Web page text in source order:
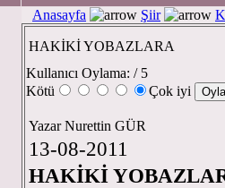
Anasayfa Şiir
HAKİKİ YOBAZLARA
Kullanıcı Oylama: / 5
Kötü
Çok iyi
Yazar Nurettin GÜR
13-08-2011
HAKİKİ